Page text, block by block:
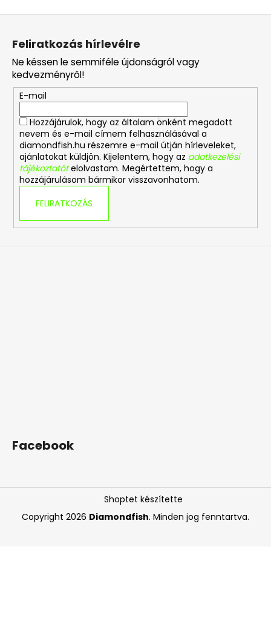
L
Feliratkozás hírlevélre
Ne késsen le semmiféle újdonságról vagy
kedvezményről!
E-mail
Hozzájárulok, hogy az általam önként megadott
nevem és e-mail címem felhasználásával a
diamondfish.hu részemre e-mail útján hírleveleket,
ajánlatokat küldjön. Kijelentem, hogy az adatkezelési
tájékoztatót elolvastam. Megértettem, hogy a
hozzájárulásom bármikor visszavonhatom.
FELIRATKOZÁS
Facebook
Shoptet készítette
Copyright 2026 Diamondfish. Minden jog fenntartva.